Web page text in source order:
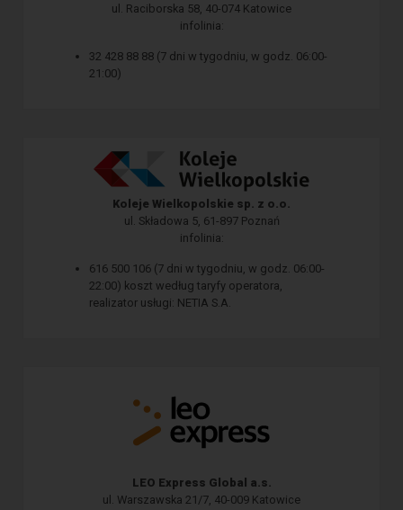
ul. Raciborska 58, 40-074 Katowice
infolinia:
32 428 88 88 (7 dni w tygodniu, w godz. 06:00-
21:00)
Koleje Wielkopolskie sp. z o.o.
ul. Składowa 5, 61-897 Poznań
infolinia:
616 500 106 (7 dni w tygodniu, w godz. 06:00-
22:00) koszt według taryfy operatora,
realizator usługi: NETIA S.A.
LEO Express Global a.s.
ul. Warszawska 21/7, 40-009 Katowice